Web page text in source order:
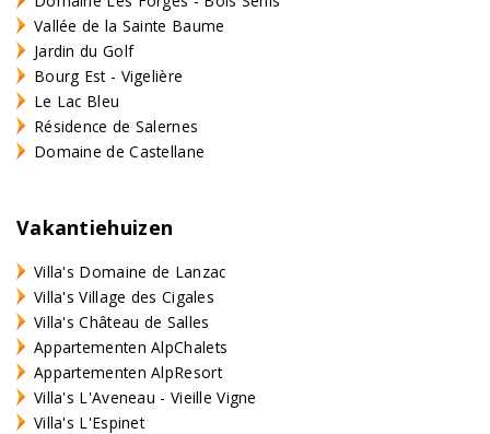
Vallée de la Sainte Baume
Jardin du Golf
Bourg Est - Vigelière
Le Lac Bleu
Résidence de Salernes
Domaine de Castellane
Vakantiehuizen
Villa's Domaine de Lanzac
Villa's Village des Cigales
Villa's Château de Salles
Appartementen AlpChalets
Appartementen AlpResort
Villa's L'Aveneau - Vieille Vigne
Villa's L'Espinet